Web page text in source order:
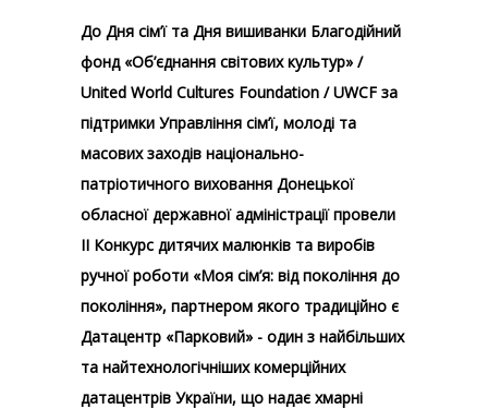
До Дня сім’ї та Дня вишиванки Благодійний
фонд «Об’єднання світових культур» /
United World Cultures Foundation / UWCF за
підтримки Управління сім’ї, молоді та
масових заходів національно-
патріотичного виховання Донецької
обласної державної адміністрації провели
ІІ Конкурс дитячих малюнків та виробів
ручної роботи «Моя сім’я: від покоління до
покоління», партнером якого традиційно є
Датацентр «Парковий» - один з найбільших
та найтехнологічніших комерційних
датацентрів України, що надає хмарні